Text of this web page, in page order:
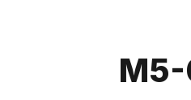
M5-